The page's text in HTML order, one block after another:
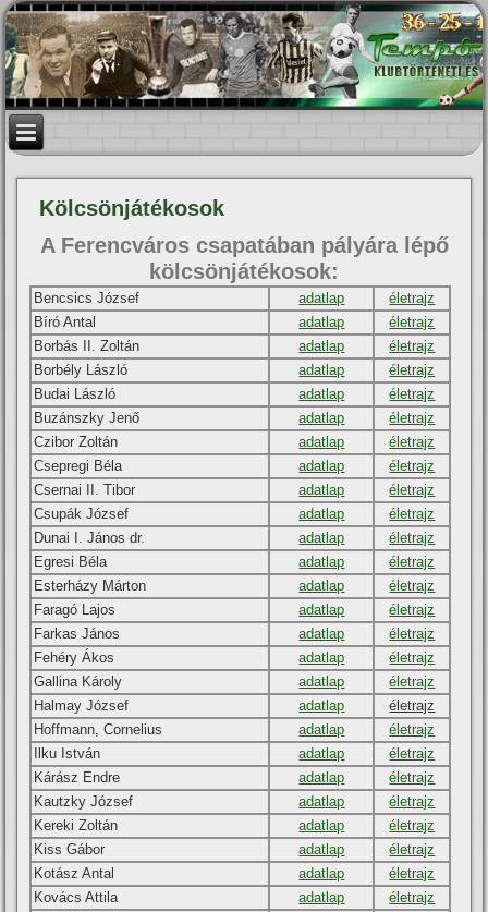
Kölcsönjátékosok
A Ferencváros csapatában pályára lépő
kölcsönjátékosok:
Bencsics József adatlap
életrajz
Bí­ró Antal
adatlap
életrajz
Borbás II. Zoltán
adatlap
életrajz
Borbély László
adatlap
életrajz
Budai László
adatlap
életrajz
Buzánszky Jenő
adatlap
életrajz
Czibor Zoltán
adatlap
életrajz
Csepregi Béla
adatlap
életrajz
Csernai II. Tibor
adatlap
életrajz
Csupák József
adatlap
életrajz
Dunai I. János dr.
adatlap
életrajz
Egresi Béla
adatlap
életrajz
Esterházy Márton
adatlap
életrajz
Faragó Lajos
adatlap
életrajz
Farkas János
adatlap
életrajz
Fehéry Ákos
adatlap
életrajz
Gallina Károly
adatlap
életrajz
Halmay József
adatlap
életrajz
Hoffmann, Cornelius
adatlap
életrajz
Ilku István
adatlap
életrajz
Kárász Endre
adatlap
életrajz
Kautzky József
adatlap
életrajz
Kereki Zoltán
adatlap
életrajz
Kiss Gábor
adatlap
életrajz
Kotász Antal
adatlap
életrajz
Kovács Attila
adatlap
életrajz